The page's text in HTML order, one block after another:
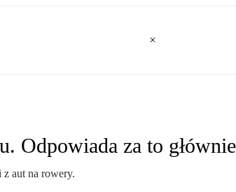
Odpowiada za to
z aut na rowery.